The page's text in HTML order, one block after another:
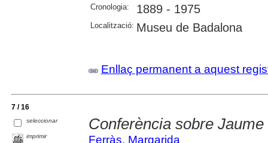
Cronologia: 1889 - 1975
Localització: Museu de Badalona
Enllaç permanent a aquest
7 / 16
seleccionar
imprimir
Conferència sobre
Ferràs, Margarida